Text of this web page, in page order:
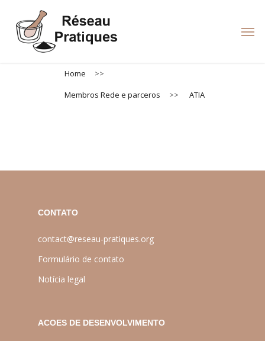
main
Home
>>
Membros Rede e parceros
>> ATIA
CONTATO
contact@reseau-pratiques.org
Formulário de contato
Notícia legal
ACOES DE DESENVOLVIMENTO